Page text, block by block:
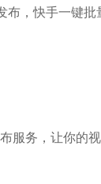
，快手一键批
服务，让你的